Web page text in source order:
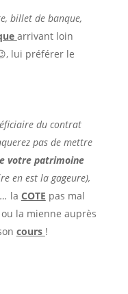
billet de banque,
arrivant loin
lui préférer le
du contrat
pas de mettre
votre patrimoine
en est la gageure),
la COTE pas mal
la mienne auprès
cours !